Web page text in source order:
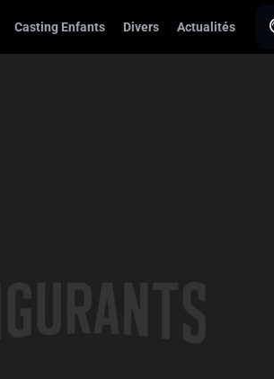
Casting Enfants Divers Actualités